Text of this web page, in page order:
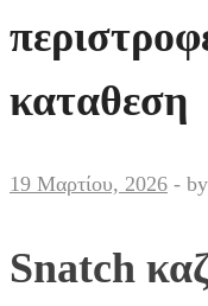
καταθεση
19 Μαρτίου, 2026 - by
Snatch